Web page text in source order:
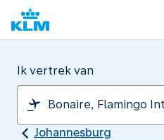
Ik vertrek van
Johannesburg